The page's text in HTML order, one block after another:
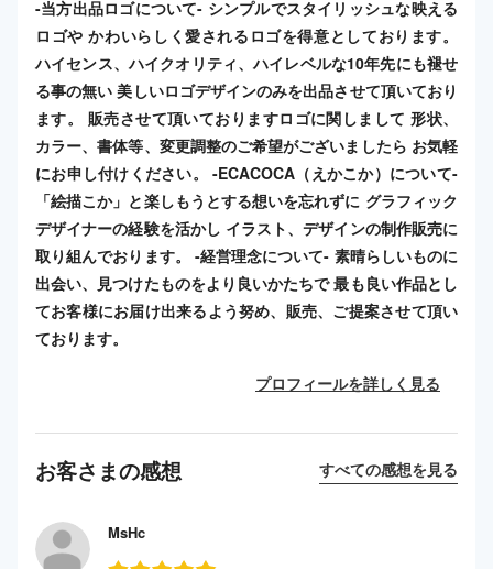
-当方出品ロゴについて- シンプルでスタイリッシュな映える
ロゴや かわいらしく愛されるロゴを得意としております。
ハイセンス、ハイクオリティ、ハイレベルな10年先にも褪せ
る事の無い 美しいロゴデザインのみを出品させて頂いており
ます。 販売させて頂いておりますロゴに関しまして 形状、
カラー、書体等、変更調整のご希望がございましたら お気軽
にお申し付けください。 -ECACOCA（えかこか）について-
「絵描こか」と楽しもうとする想いを忘れずに グラフィック
デザイナーの経験を活かし イラスト、デザインの制作販売に
取り組んでおります。 -経営理念について- 素晴らしいものに
出会い、見つけたものをより良いかたちで 最も良い作品とし
てお客様にお届け出来るよう努め、販売、ご提案させて頂い
ております。
プロフィールを詳しく見る
お客さまの感想 すべての感想を見る
MsHc